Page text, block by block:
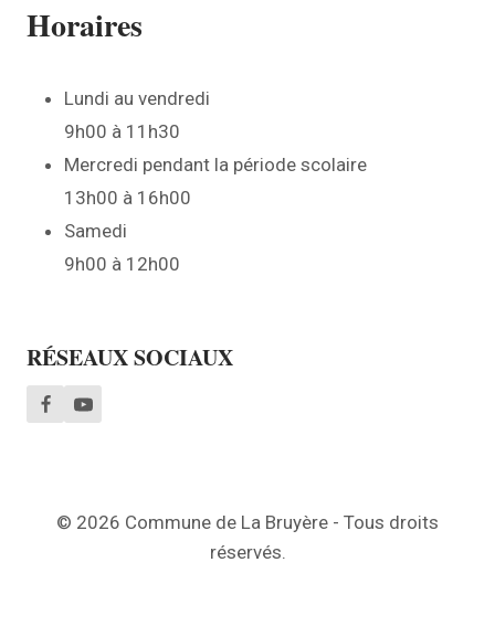
Horaires
Lundi au vendredi
9h00 à 11h30
Mercredi pendant la période scolaire
13h00 à 16h00
Samedi
9h00 à 12h00
RÉSEAUX SOCIAUX
© 2026 Commune de La Bruyère - Tous droits
réservés.